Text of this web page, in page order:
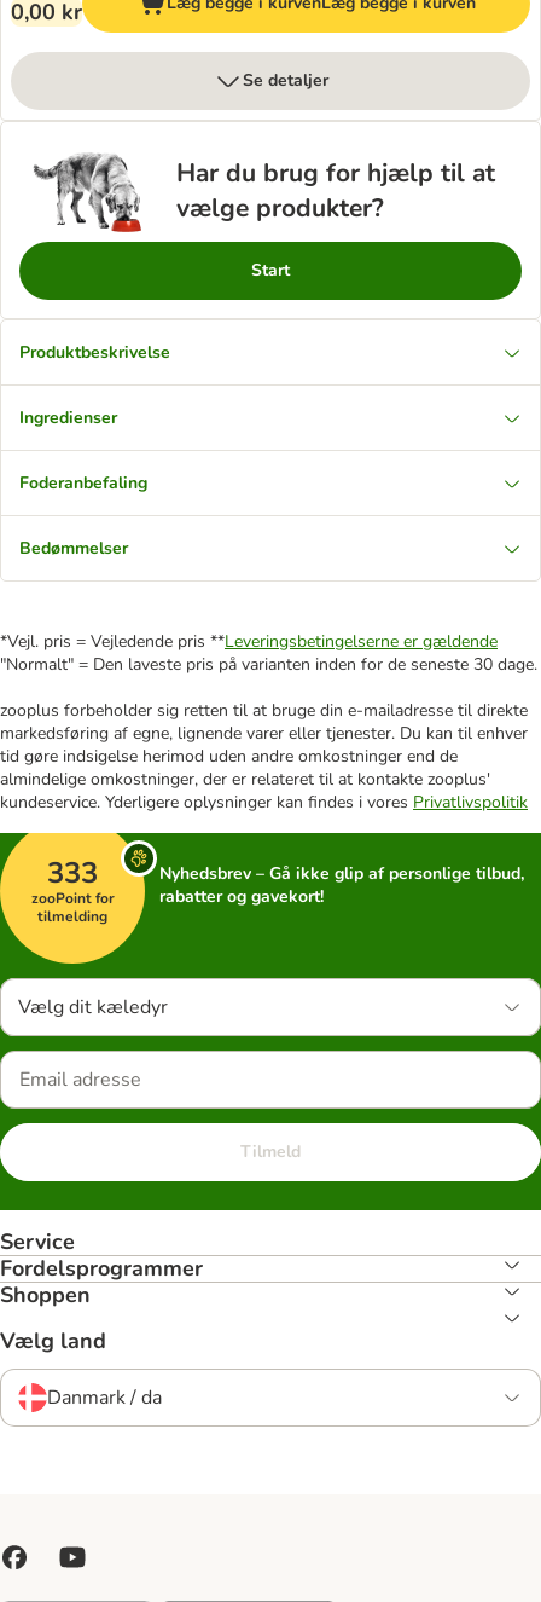
0,00 kr
Se detaljer
Har du brug for hjælp til at
vælge produkter?
Start
Produktbeskrivelse
Ingredienser
Foderanbefaling
Bedømmelser
*Vejl. pris = Vejledende pris **Leveringsbetingelserne er gældende
"Normalt" = Den laveste pris på varianten inden for de seneste 30 dage.
zooplus forbeholder sig retten til at bruge din e-mailadresse til direkte
markedsføring af egne, lignende varer eller tjenester. Du kan til enhver
tid gøre indsigelse herimod uden andre omkostninger end de
almindelige omkostninger, der er relateret til at kontakte zooplus'
kundeservice. Yderligere oplysninger kan findes i vores Privatlivspolitik
333
zooPoint for
tilmelding
Nyhedsbrev – Gå ikke glip af personlige tilbud,
rabatter og gavekort!
Vælg dit kæledyr
Tilmeld
Service
Fordelsprogrammer
Shoppen
Vælg land
Danmark / da